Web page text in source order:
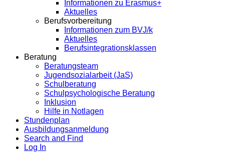
Informationen zu Erasmus+
Aktuelles
Berufsvorbereitung
Informationen zum BVJ/k
Aktuelles
Berufsintegrationsklassen
Beratung
Beratungsteam
Jugendsozialarbeit (JaS)
Schulberatung
Schulpsychologische Beratung
Inklusion
Hilfe in Notlagen
Stundenplan
Ausbildungsanmeldung
Search and Find
Log In
🕶️10:00 Uhr und 12:00 Uhr